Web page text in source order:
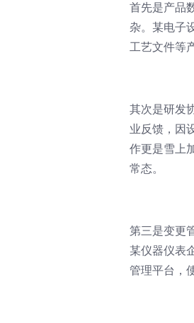
首先是产品
杂。某电子
工艺文件等
其次是研发
业反馈，因
作更是雪上
常态。
第三是变更
某仪器仪表
管理平台，